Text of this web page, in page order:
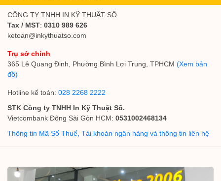
CÔNG TY TNHH IN KỸ THUẬT SỐ
Tax / MST: 0310 989 626
ketoan@inkythuatso.com
Trụ sở chính
365 Lê Quang Định, Phường Bình Lợi Trung, TPHCM (Xem bản
đồ)
Hotline kế toán: 028 2268 2222
STK Công ty TNHH In Kỹ Thuật Số.
Vietcombank Đông Sài Gòn HCM: 0531002468134
Thông tin Mã Số Thuế, Tài khoản ngân hàng và thông tin liên hệ